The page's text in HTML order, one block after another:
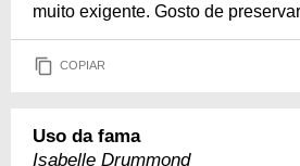
muito exigente. Gosto de
COPIAR
Uso da fama
Isabelle Drummond